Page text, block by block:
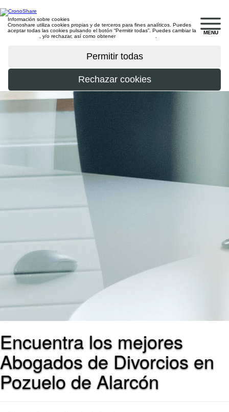
MENU
Información sobre cookies
Cronoshare utiliza cookies propias y de terceros para fines analíticos. Puedes
aceptar todas las cookies pulsando el botón “Permitir todas”. Puedes cambiar la
, y/o rechazar, así como obtener
Encuentra los mejores
Abogados de Divorcios en
Pozuelo de Alarcón